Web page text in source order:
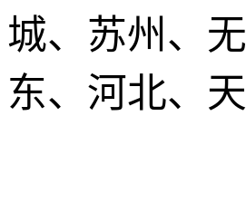
城、苏州、
东、河北、